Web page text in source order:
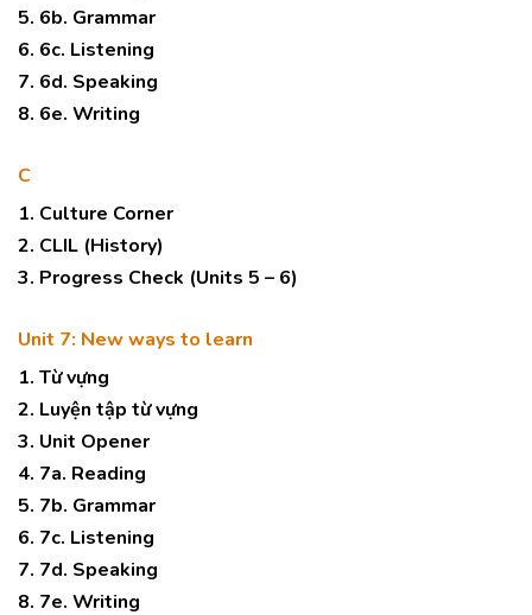
5. 6b. Grammar
6. 6c. Listening
7. 6d. Speaking
8. 6e. Writing
C
1. Culture Corner
2. CLIL (History)
3. Progress Check (Units 5 – 6)
Unit 7: New ways to learn
1. Từ vựng
2. Luyện tập từ vựng
3. Unit Opener
4. 7a. Reading
5. 7b. Grammar
6. 7c. Listening
7. 7d. Speaking
8. 7e. Writing